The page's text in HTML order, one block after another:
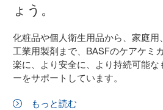
ょう。
化粧品や個人衛生用品から、家庭用
工業用製剤まで、BASFのケアケミ
楽に、より安全に、より持続可能な
ーをサポートしています。
もっと読む